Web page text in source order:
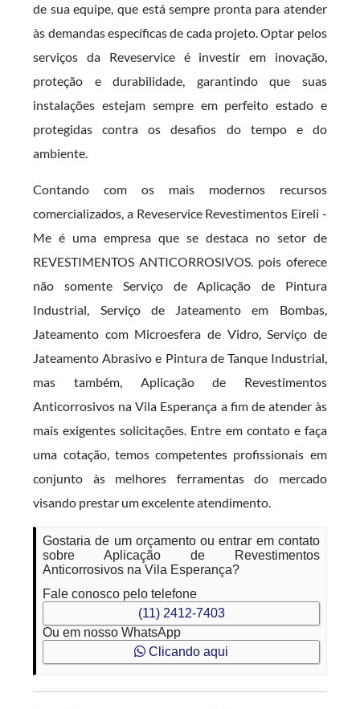
de sua equipe, que está sempre pronta para atender
às demandas específicas de cada projeto. Optar pelos
serviços da Reveservice é investir em inovação,
proteção e durabilidade, garantindo que suas
instalações estejam sempre em perfeito estado e
protegidas contra os desafios do tempo e do
ambiente.
Contando com os mais modernos recursos
comercializados, a Reveservice Revestimentos Eireli -
Me é uma empresa que se destaca no setor de
REVESTIMENTOS ANTICORROSIVOS. pois oferece
não somente Serviço de Aplicação de Pintura
Industrial, Serviço de Jateamento em Bombas,
Jateamento com Microesfera de Vidro, Serviço de
Jateamento Abrasivo e Pintura de Tanque Industrial,
mas também, Aplicação de Revestimentos
Anticorrosivos na Vila Esperança a fim de atender às
mais exigentes solicitações. Entre em contato e faça
uma cotação, temos competentes profissionais em
conjunto às melhores ferramentas do mercado
visando prestar um excelente atendimento.
Gostaria de um orçamento ou entrar em contato
sobre Aplicação de Revestimentos
Anticorrosivos na Vila Esperança?
Fale conosco pelo telefone
(11) 2412-7403
Ou em nosso WhatsApp
Clicando aqui